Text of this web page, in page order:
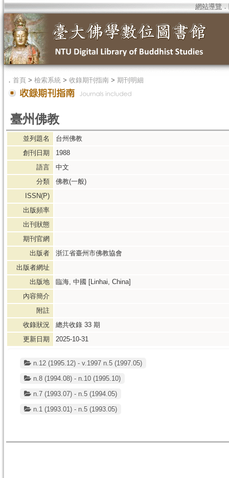
網站導覽 ．
． 首頁 > 檢索系統 > 收錄期刊指南 > 期刊明細
臺州佛教
並列題名
台州佛教
創刊日期
1988
語言
中文
分類
佛教(一般)
ISSN(P)
出版頻率
出刊狀態
期刊官網
出版者
浙江省臺州市佛教協會
出版者網址
出版地
臨海, 中國 [Linhai, China]
內容簡介
附註
收錄狀況
總共收錄 33 期
更新日期
2025-10-31
n.12 (1995.12) - v.1997 n.5 (1997.05)
n.8 (1994.08) - n.10 (1995.10)
n.7 (1993.07) - n.5 (1994.05)
n.1 (1993.01) - n.5 (1993.05)